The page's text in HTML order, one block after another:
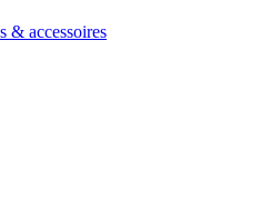
& accessoires